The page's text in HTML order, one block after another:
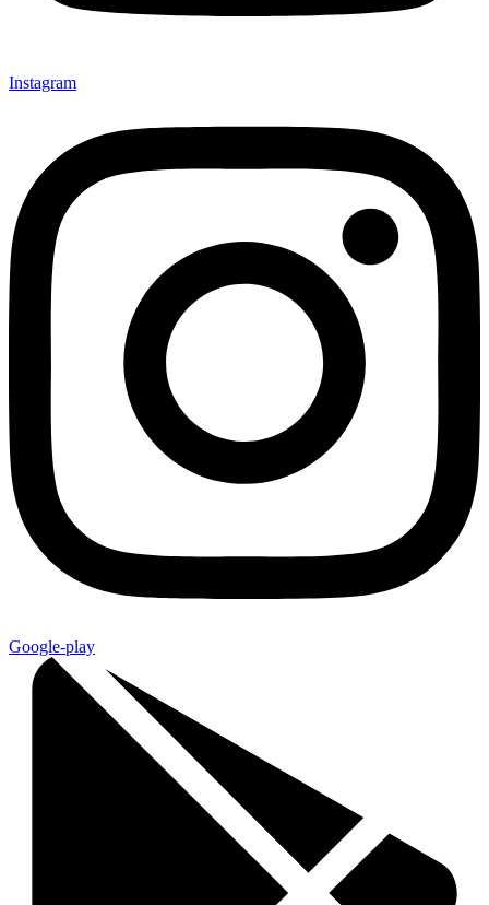
Instagram
Google-play